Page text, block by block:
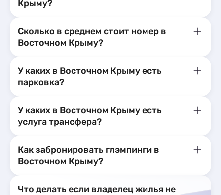
Крыму?
Сколько в среднем стоит номер в
Восточном Крыму?
У каких в Восточном Крыму есть
парковка?
У каких в Восточном Крыму есть
услуга трансфера?
Как забронировать глэмпинги в
Восточном Крыму?
Что делать если владелец жилья не